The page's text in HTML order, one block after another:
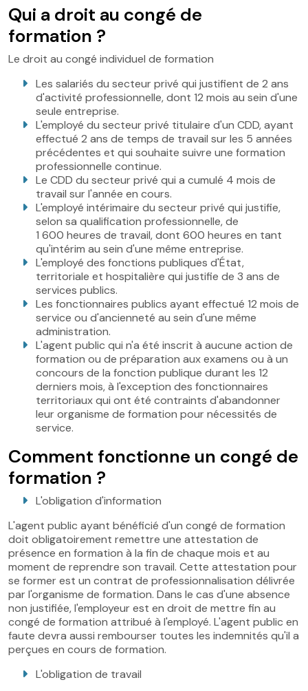
Qui a droit au congé de
formation ?
Le droit au congé individuel de formation
Les salariés du secteur privé qui justifient de 2 ans
d'activité professionnelle, dont 12 mois au sein d'une
seule entreprise.
L'employé du secteur privé titulaire d'un CDD, ayant
effectué 2 ans de temps de travail sur les 5 années
précédentes et qui souhaite suivre une formation
professionnelle continue.
Le CDD du secteur privé qui a cumulé 4 mois de
travail sur l'année en cours.
L'employé intérimaire du secteur privé qui justifie,
selon sa qualification professionnelle, de
1 600 heures de travail, dont 600 heures en tant
qu'intérim au sein d'une même entreprise.
L'employé des fonctions publiques d'État,
territoriale et hospitalière qui justifie de 3 ans de
services publics.
Les fonctionnaires publics ayant effectué 12 mois de
service ou d'ancienneté au sein d'une même
administration.
L'agent public qui n'a été inscrit à aucune action de
formation ou de préparation aux examens ou à un
concours de la fonction publique durant les 12
derniers mois, à l'exception des fonctionnaires
territoriaux qui ont été contraints d'abandonner
leur organisme de formation pour nécessités de
service.
Comment fonctionne un congé de
formation ?
L'obligation d'information
L'agent public ayant bénéficié d'un congé de formation
doit obligatoirement remettre une attestation de
présence en formation à la fin de chaque mois et au
moment de reprendre son travail. Cette attestation pour
se former est un contrat de professionnalisation délivrée
par l'organisme de formation. Dans le cas d'une absence
non justifiée, l'employeur est en droit de mettre fin au
congé de formation attribué à l'employé. L'agent public en
faute devra aussi rembourser toutes les indemnités qu'il a
perçues en cours de formation.
L'obligation de travail